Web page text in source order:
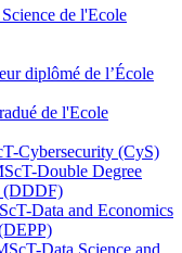
de l'Ecole
diplômé de l’École
de l'Ecole
Cybersecurity (CyS)
Double Degree
(DDDF)
Data and Economics
Data Science and